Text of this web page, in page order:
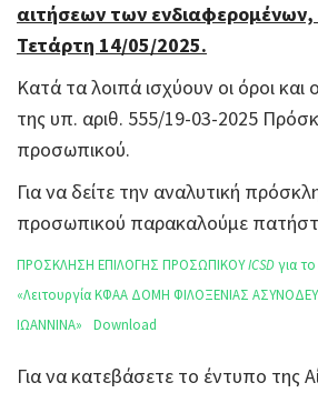
αιτήσεων των ενδιαφερομένων,
Τετάρτη 14/05/2025.
Κατά τα λοιπά ισχύουν οι όροι και
της υπ. αριθ. 555/19-03-2025
προσωπικού.
Για να δείτε την αναλυτική
προσωπικού παρακαλούμε
ΠΡΟΣΚΛΗΣΗ ΕΠΙΛΟΓΗΣ ΠΡΟΣΩΠΙΚΟΥICSDγια
«Λειτουργία ΚΦΑΑ ΔΟΜΗ ΦΙΛΟΞΕΝΙΑΣ
ΙΩΑΝΝΙΝΑ»
Download
Για να κατεβάσετε το έντυπο της